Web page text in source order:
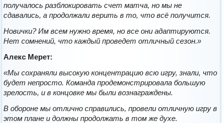
получалось разблокировать счет матча, но мы не
сдавались, а продолжали верить в то, что всё получится.
Новички? Им всем нужно время, но все они адаптируются.
Нет сомнений, что каждый проведет отличный сезон.»
Алекс Мерет:
«Мы сохраняли высокую концентрацию всю игру, знали, что
будет непросто. Команда продемонстрировала большую
зрелость, и в концовке мы были вознаграждены.
В обороне мы отлично справились, провели отличную игру в
этом плане и должны продолжать в том же духе.